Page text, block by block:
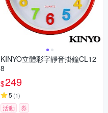
KINYO立體彩字靜音掛鐘CL12
8
$249
5 (1)
活動 券